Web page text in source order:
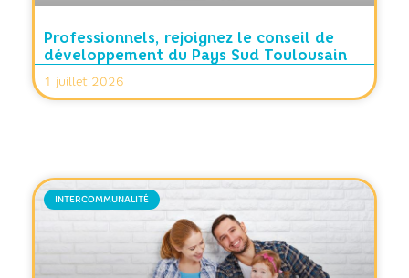
Professionnels, rejoignez le conseil de
développement du Pays Sud Toulousain
1 juillet 2026
INTERCOMMUNALITÉ